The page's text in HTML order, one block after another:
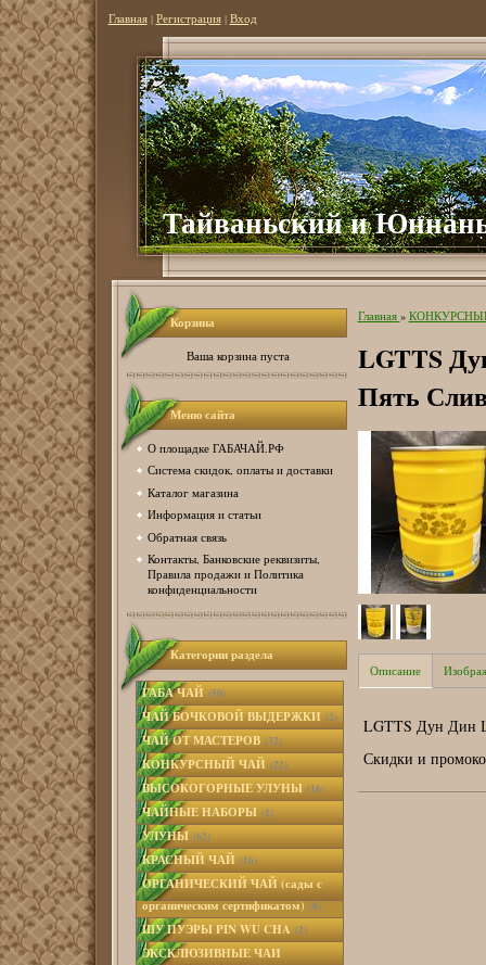
Главная| Регистрация| Вход
Тайваньский и
Корзина
Ваша корзина пуста
Меню сайта
О площадке ГАБАЧАЙ.РФ
Система скидок, оплаты и доставки
Каталог магазина
Информация и статьи
Обратная связь
Контакты, Банковские реквизиты,
Правила продажи и Политика
конфиденциальности
Категории раздела
ГАБА ЧАЙ(50)
ЧАЙ БОЧКОВОЙ ВЫДЕРЖКИ(2)
ЧАЙ ОТ МАСТЕРОВ(32)
КОНКУРСНЫЙ ЧАЙ(22)
ВЫСОКОГОРНЫЕ УЛУНЫ(16)
ЧАЙНЫЕ НАБОРЫ(1)
УЛУНЫ(62)
КРАСНЫЙ ЧАЙ(16)
ОРГАНИЧЕСКИЙ ЧАЙ (сады с
органическим сертификатом)(8)
ШУ ПУЭРЫ PIN WU CHA(2)
ЭКСКЛЮЗИВНЫЕ ЧАИ
Главная »
LGTTS
Пять
Описание
LGTTS Дун Дин
Скидки и